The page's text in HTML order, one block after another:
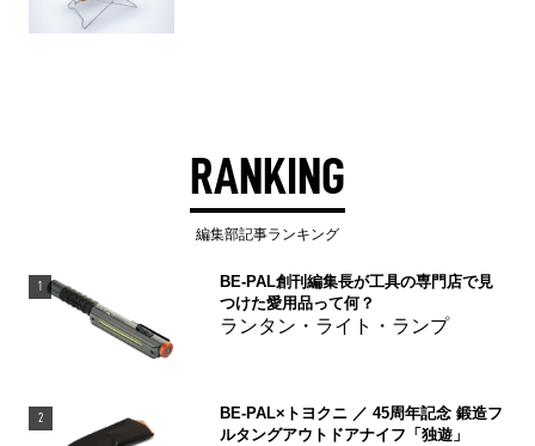
RANKING
編集部記事ランキング
1
BE-PAL創刊編集長が工具の専門店で見
つけた愛用品って何？
ランタン・ライト・ランプ
2
BE-PAL×トヨクニ ／ 45周年記念 鍛造フ
ルタングアウトドアナイフ「独遊」